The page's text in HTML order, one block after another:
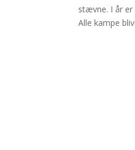
stævne. I år
Alle kampe